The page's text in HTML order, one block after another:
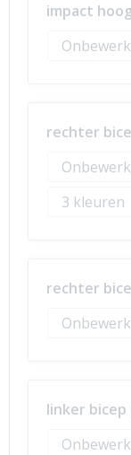
impact
rechter
3
rechter
linker bicep